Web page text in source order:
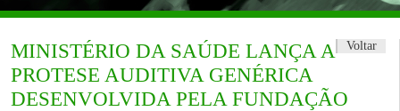
Voltar
MINISTÉRIO DA SAÚDE LANÇA A
PROTESE AUDITIVA GENÉRICA
DESENVOLVIDA PELA FUNDAÇÃO